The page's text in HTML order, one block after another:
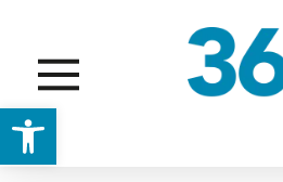
Abrir barra de